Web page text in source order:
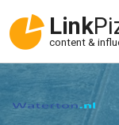
Link
content &